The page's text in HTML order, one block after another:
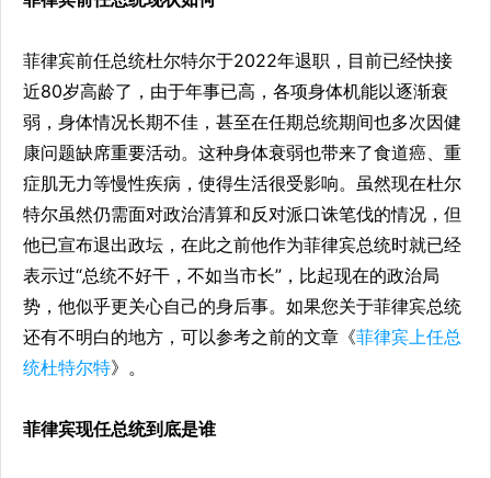
菲律宾前任总统杜尔特尔于2022年退职，目前已经快接
近80岁高龄了，由于年事已高，各项身体机能以逐渐衰
弱，身体情况长期不佳，甚至在任期总统期间也多次因健
康问题缺席重要活动。这种身体衰弱也带来了食道癌、重
症肌无力等慢性疾病，使得生活很受影响。虽然现在杜尔
特尔虽然仍需面对政治清算和反对派口诛笔伐的情况，但
他已宣布退出政坛，在此之前他作为菲律宾总统时就已经
表示过“总统不好干，不如当市长”，比起现在的政治局
势，他似乎更关心自己的身后事。如果您关于菲律宾总统
还有不明白的地方，可以参考之前的文章《菲律宾上任总
统杜特尔特》。
菲律宾现任总统到底是谁